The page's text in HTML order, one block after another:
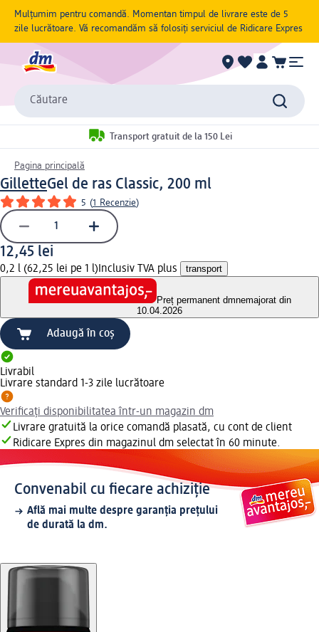
Mulțumim pentru comandă. Momentan timpul de livrare este de 5
zile lucrătoare. Vă recomandăm să folosiți serviciul de Ridicare Expres
Căutare
Transport gratuit de la 150 Lei
Pagina principală
GilletteGel de ras Classic, 200 ml
5 (1 Recenzie)
12,45 lei
0,2 l (62,25 lei pe 1 l) Inclusiv TVA plus transport
Preț permanent dmnemajorat din
10.04.2026
Adaugă în coș
Livrabil
Livrare standard 1-3 zile lucrătoare
Verificați disponibilitatea într-un magazin dm
Livrare gratuită la orice comandă plasată, cu cont de client
Ridicare Expres din magazinul dm selectat în 60 minute.
Convenabil cu fiecare achiziție
Află mai multe despre garanția prețului
de durată la dm.